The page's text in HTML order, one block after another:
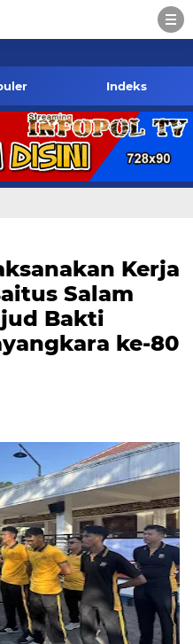
wa
Indeks
Kerja
Salam
Bakti
ke-80